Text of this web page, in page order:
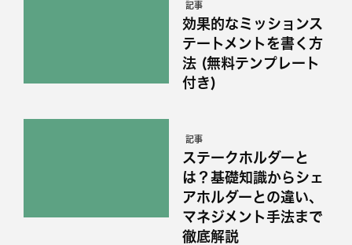
記事
効果的なミッションス
テートメントを書く方
法 (無料テンプレート
付き)
記事
ステークホルダーと
は？基礎知識からシェ
アホルダーとの違い、
マネジメント手法まで
徹底解説